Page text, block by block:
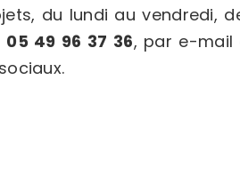
du lundi au vendredi,
05 49 96 37 36, par e-mail